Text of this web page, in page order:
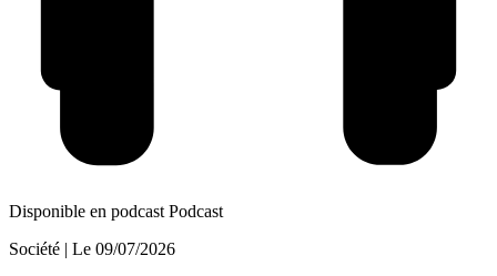
Disponible en podcast Podcast
Société | Le 09/07/2026